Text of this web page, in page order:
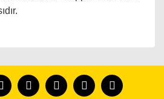
tanısın.
iletebilirsiniz.
teşekkür ederiz.